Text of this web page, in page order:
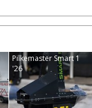
Pilkemaster Smart 1
'26